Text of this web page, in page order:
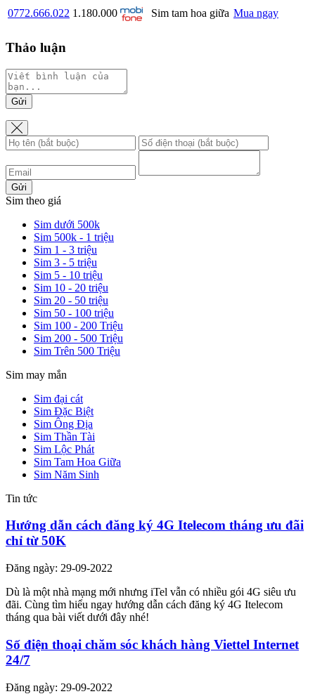
0772.666.022 1.180.000 Sim tam hoa giữa Mua ngay
Thảo luận
Gửi
Gửi
Sim theo giá
Sim dưới 500k
Sim 500k - 1 triệu
Sim 1 - 3 triệu
Sim 3 - 5 triệu
Sim 5 - 10 triệu
Sim 10 - 20 triệu
Sim 20 - 50 triệu
Sim 50 - 100 triệu
Sim 100 - 200 Triệu
Sim 200 - 500 Triệu
Sim Trên 500 Triệu
Sim may mắn
Sim đại cát
Sim Đặc Biệt
Sim Ông Địa
Sim Thần Tài
Sim Lộc Phát
Sim Tam Hoa Giữa
Sim Năm Sinh
Tin tức
Hướng dẫn cách đăng ký 4G Itelecom tháng ưu đãi
chỉ từ 50K
Đăng ngày: 29-09-2022
Dù là một nhà mạng mới nhưng iTel vẫn có nhiều gói 4G siêu ưu
đãi. Cùng tìm hiểu ngay hướng dẫn cách đăng ký 4G Itelecom
tháng qua bài viết dưới đây nhé!
Số điện thoại chăm sóc khách hàng Viettel Internet
24/7
Đăng ngày: 29-09-2022